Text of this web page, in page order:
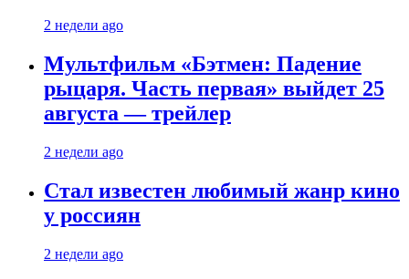
2 недели ago
Мультфильм «Бэтмен: Падение
рыцаря. Часть первая» выйдет 25
августа — трейлер
2 недели ago
Стал известен любимый жанр кино
у россиян
2 недели ago